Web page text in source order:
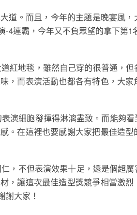
道。而且，今年的主題是晚宴風
4連霸，今年又不負眾望的拿下第1
紅地毯，雖然自己穿的很普通，
，而表演活動也都各有特色，大
演細胞發揮得淋漓盡致。而能夠看
。在這裡也要感謝大家把最佳造
，不但表演效果十足，還是個超
讓這次最佳造型獎競爭相當激烈
謝大家！